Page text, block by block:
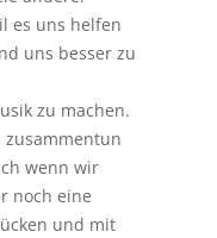
es uns helfen
uns besser zu
zu machen.
zusammentun
wenn wir
noch eine
und mit